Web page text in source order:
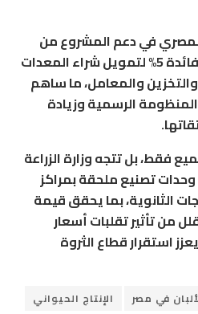
في دعم المشروع من
خلال توفير قروض ميسرة بفائدة 5% لتمويل شراء المعدات
والمعامل، ما ساهم
الرسمية وزيادة
فقط، بل تتجه وزارة الزراعة
تصنيع ملحقة بمراكز
الثانوية، بما يحقق قيمة
من تأثير تقلبات أسعار
استقرار قطاع الثروة
في مصر
الإنتاج الحيواني